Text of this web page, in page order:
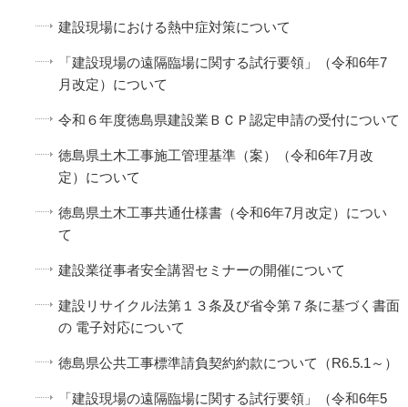
建設現場における熱中症対策について
「建設現場の遠隔臨場に関する試行要領」（令和6年7
月改定）について
令和６年度徳島県建設業ＢＣＰ認定申請の受付について
徳島県土木工事施工管理基準（案）（令和6年7月改
定）について
徳島県土木工事共通仕様書（令和6年7月改定）につい
て
建設業従事者安全講習セミナーの開催について
建設リサイクル法第１３条及び省令第７条に基づく書面
の 電子対応について
徳島県公共工事標準請負契約約款について（R6.5.1～）
「建設現場の遠隔臨場に関する試行要領」（令和6年5